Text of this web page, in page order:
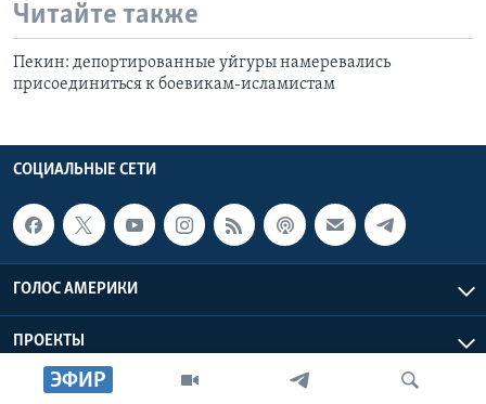
ЭФИР
Читайте также
Пекин: депортированные уйгуры намеревались
присоединиться к боевикам-исламистам
СОЦИАЛЬНЫЕ СЕТИ
ГОЛОС АМЕРИКИ
ПРОЕКТЫ